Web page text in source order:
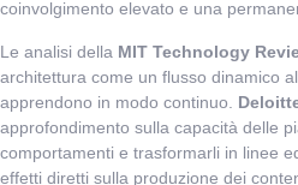
coinvolgimento elevato e una
Le analisi della MIT Technology
architettura come un flusso dinamico
apprendono in modo continuo.
approfondimento sulla capacità delle
comportamenti e trasformarli in linee
effetti diretti sulla produzione dei